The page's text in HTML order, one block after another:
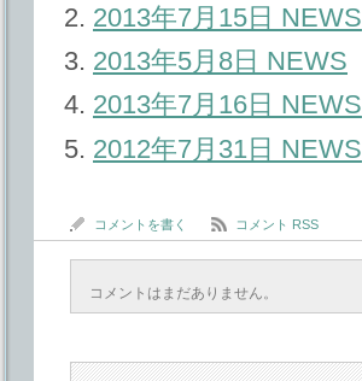
2013年7月15日 NEWS
2013年5月8日 NEWS
2013年7月16日 NEWS
2012年7月31日 NEWS
コメントを書く コメント RSS
コメントはまだありません。